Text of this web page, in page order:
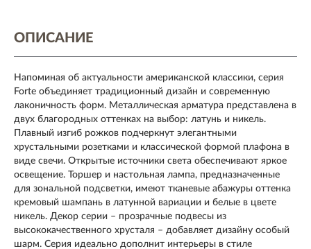
ОПИСАНИЕ
Напоминая об актуальности американской классики, серия
Forte объединяет традиционный дизайн и современную
лаконичность форм. Металлическая арматура представлена в
двух благородных оттенках на выбор: латунь и никель.
Плавный изгиб рожков подчеркнут элегантными
хрустальными розетками и классической формой плафона в
виде свечи. Открытые источники света обеспечивают яркое
освещение. Торшер и настольная лампа, предназначенные
для зональной подсветки, имеют тканевые абажуры оттенка
кремовый шампань в латунной вариации и белые в цвете
никель. Декор серии – прозрачные подвесы из
высококачественного хрусталя – добавляет дизайну особый
шарм. Серия идеально дополнит интерьеры в стиле